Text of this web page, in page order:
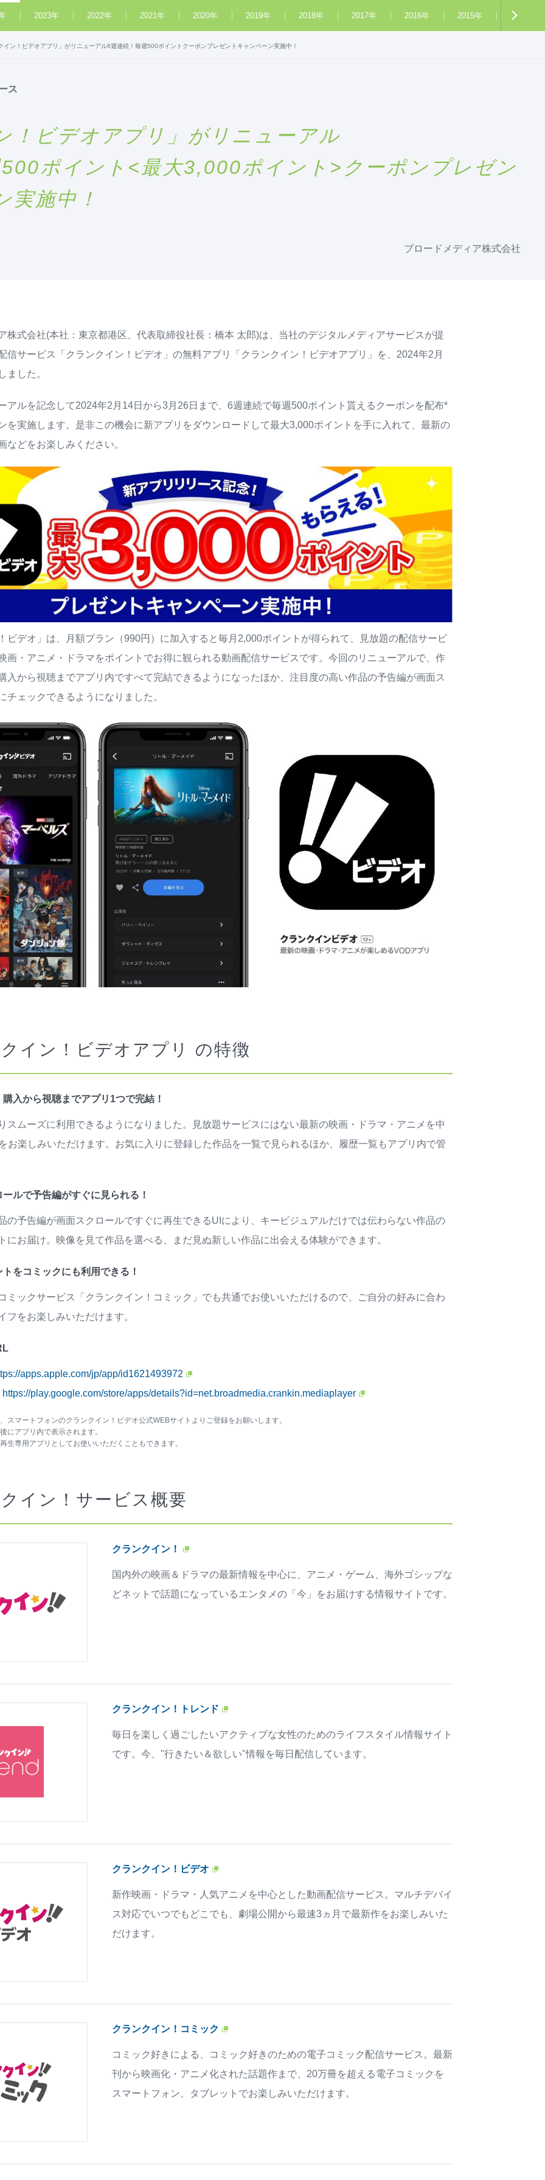
2023年 2022年 2021年 2020年 2019年 2018年 2017年 2016年 2015年 2014年
イン！ビデオアプリ」がリニューアル6週連続！毎週500ポイントクーポンプレゼントキャンペーン実施中！
ス
！ビデオアプリ」がリニューアル
ポイント<最大3,000ポイント>クーポンプレゼン
実施中！
ブロードメディア株式会社
株式会社(本社：東京都港区、代表取締役社長：橋本 太郎)は、当社のデジタルメディアサービスが提
信サービス「クランクイン！ビデオ」の無料アプリ「クランクイン！ビデオアプリ」を、2024年2月
ました。
アルを記念して2024年2月14日から3月26日まで、6週連続で毎週500ポイント貰えるクーポンを配布*
を実施します。是非この機会に新アプリをダウンロードして最大3,000ポイントを手に入れて、最新の
などをお楽しみください。
ビデオ」は、月額プラン（990円）に加入すると毎月2,000ポイントが得られて、見放題の配信サービ
画・アニメ・ドラマをポイントでお得に観られる動画配信サービスです。今回のリニューアルで、作
入から視聴までアプリ内ですべて完結できるようになったほか、注目度の高い作品の予告編が画面ス
チェックできるようになりました。
イン！ビデオアプリ の特徴
入から視聴までアプリ1つで完結！
スムーズに利用できるようになりました。見放題サービスにはない最新の映画・ドラマ・アニメを中
お楽しみいただけます。お気に入りに登録した作品を一覧で見られるほか、履歴一覧もアプリ内で管
ルで予告編がすぐに見られる！
の予告編が画面スクロールですぐに再生できるUIにより、キービジュアルだけでは伝わらない作品の
にお届け。映像を見て作品を選べる、まだ見ぬ新しい作品に出会える体験ができます。
をコミックにも利用できる！
ミックサービス「クランクイン！コミック」でも共通でお使いいただけるので、ご自分の好みに合わ
フをお楽しみいただけます。
apps.apple.com/jp/app/id1621493972
https://play.google.com/store/apps/details?id=net.broadmedia.crankin.mediaplayer
スマートフォンのクランクイン！ビデオ公式WEBサイトよりご登録をお願いします。
にアプリ内で表示されます。
生専用アプリとしてお使いいただくこともできます。
イン！サービス概要
クランクイン！
国内外の映画＆ドラマの最新情報を中心に、アニメ・ゲーム、海外ゴシップな
どネットで話題になっているエンタメの「今」をお届けする情報サイトです。
クランクイン！トレンド
毎日を楽しく過ごしたいアクティブな女性のためのライフスタイル情報サイト
です。今、"行きたい＆欲しい"情報を毎日配信しています。
クランクイン！ビデオ
新作映画・ドラマ・人気アニメを中心とした動画配信サービス。マルチデバイ
ス対応でいつでもどこでも、劇場公開から最速3ヵ月で最新作をお楽しみいた
だけます。
クランクイン！コミック
コミック好きによる、コミック好きのための電子コミック配信サービス。最新
刊から映画化・アニメ化された話題作まで、20万冊を超える電子コミックを
スマートフォン、タブレットでお楽しみいただけます。